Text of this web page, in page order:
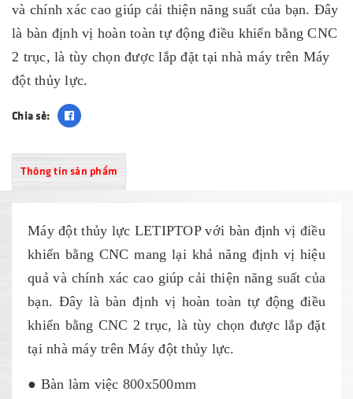
và chính xác cao giúp cải thiện năng suất của bạn. Đây
là bàn định vị hoàn toàn tự động điều khiển bằng CNC
2 trục, là tùy chọn được lắp đặt tại nhà máy trên Máy
đột thủy lực.
Chia sẻ:
Thông tin sản phẩm
Máy đột thủy lực LETIPTOP với bàn định vị điều
khiển bằng CNC mang lại khả năng định vị hiệu
quả và chính xác cao giúp cải thiện năng suất của
bạn. Đây là bàn định vị hoàn toàn tự động điều
khiển bằng CNC 2 trục, là tùy chọn được lắp đặt
tại nhà máy trên Máy đột thủy lực.
● Bàn làm việc 800x500mm